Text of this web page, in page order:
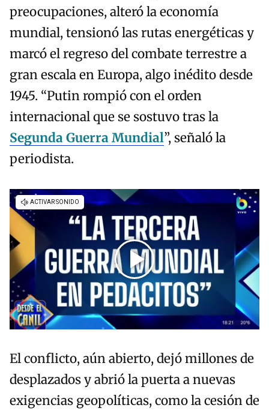
preocupaciones, alteró la economía
mundial, tensionó las rutas energéticas y
marcó el regreso del combate terrestre a
gran escala en Europa, algo inédito desde
1945. “Putin rompió con el orden
internacional que se sostuvo tras la
Segunda Guerra Mundial”, señaló la
periodista.
El conflicto, aún abierto, dejó millones de
desplazados y abrió la puerta a nuevas
exigencias geopolíticas, como la cesión de